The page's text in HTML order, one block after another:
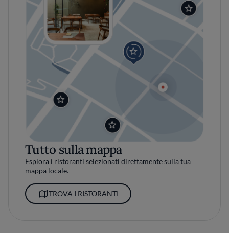
Tutto sulla mappa
Esplora i ristoranti selezionati direttamente sulla tua
mappa locale.
TROVA I RISTORANTI